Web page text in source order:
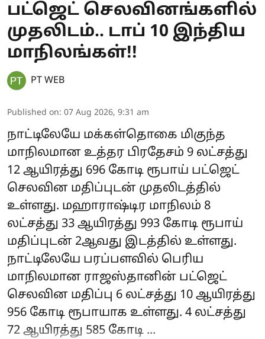
பட்ஜெட் செலவினங்களில்
முதலிடம்.. டாப் 10 இந்திய
மாநிலங்கள்!!
PT WEB
Published on: 07 Aug 2026, 9:31 am
நாட்டிலேயே மக்கள்தொகை மிகுந்த
மாநிலமான உத்தர பிரதேசம் 9 லட்சத்து
12 ஆயிரத்து 696 கோடி ரூபாய் பட்ஜெட்
செலவின மதிப்புடன் முதலிடத்தில்
உள்ளது. மஹாராஷ்டிர மாநிலம் 8
லட்சத்து 33 ஆயிரத்து 993 கோடி ரூபாய்
மதிப்புடன் 2ஆவது இடத்தில் உள்ளது.
நாட்டிலேயே பரப்பளவில் பெரிய
மாநிலமான ராஜஸ்தானின் பட்ஜெட்
செலவின மதிப்பு 6 லட்சத்து 10 ஆயிரத்து
956 கோடி ரூபாயாக உள்ளது. 4 லட்சத்து
72 ஆயிரத்து 585 கோடி ...